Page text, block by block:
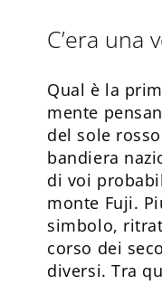
C’era una
Qual è la
mente
del sole
bandiera
di voi
monte Fuji.
simbolo,
corso dei
diversi. Tra